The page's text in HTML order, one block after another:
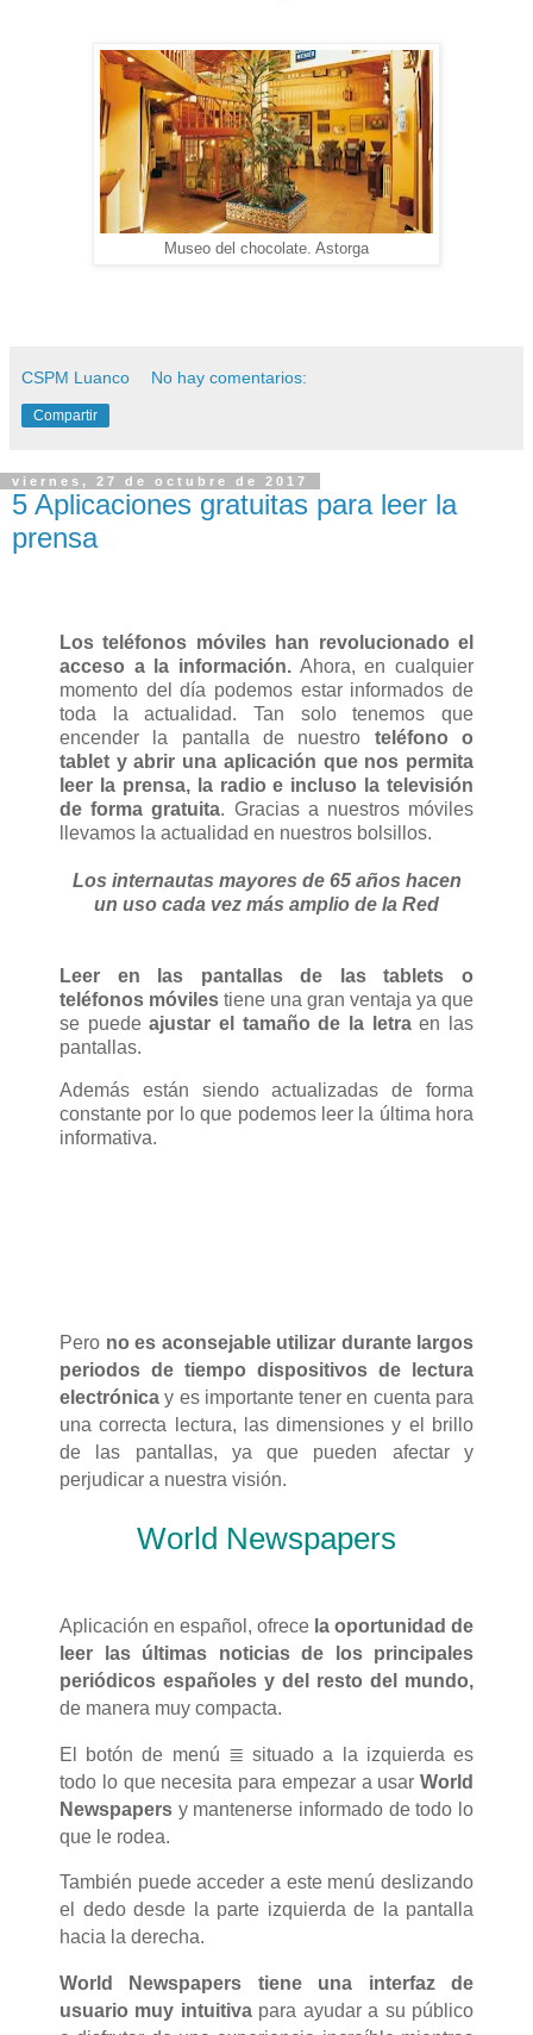
Museo del chocolate. Astorga
CSPM Luanco No hay comentarios:
Compartir
viernes, 27 de octubre de 2017
5 Aplicaciones gratuitas para leer la
prensa
Los teléfonos móviles han revolucionado el
acceso a la información. Ahora, en cualquier
momento del día podemos estar informados de
toda la actualidad. Tan solo tenemos que
encender la pantalla de nuestro teléfono o
tablet y abrir una aplicación que nos permita
leer la prensa, la radio e incluso la televisión
de forma gratuita. Gracias a nuestros móviles
llevamos la actualidad en nuestros bolsillos.
Los internautas mayores de 65 años hacen
un uso cada vez más amplio de la Red
Leer en las pantallas de las tablets o
teléfonos móviles tiene una gran ventaja ya que
se puedeajustar el tamaño de la letraen las
pantallas.
Además están siendo actualizadas de forma
constante por lo que podemos leer la última hora
informativa.
Pero no es aconsejable utilizar durante largos
periodos de tiempo dispositivos de lectura
electrónicay es importante tener en cuenta para
una correcta lectura, las dimensiones y el brillo
de las pantallas, ya que pueden afectar y
perjudicar a nuestra visión.
World Newspapers
Aplicación en español, ofrece la oportunidad de
leer las últimas noticias de los principales
periódicos españoles y del resto del mundo,
de manera muy compacta.
El botón de menú ≣ situado a la izquierda es
todo lo que necesita para empezar a usar World
Newspapers y mantenerse informado de todo lo
que le rodea.
También puede acceder a este menú deslizando
el dedo desde la parte izquierda de la pantalla
hacia la derecha.
World Newspapers
tiene una interfaz de
usuario muy intuitivapara ayudar a su público